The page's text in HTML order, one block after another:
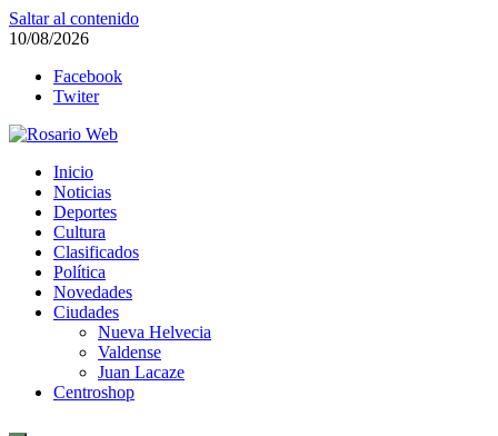
Saltar al contenido
10/08/2026
Facebook
Twiter
Rosario Web
Todas la noticias de Rosario y la zona
Inicio
Noticias
Deportes
Cultura
Clasificados
Política
Novedades
Ciudades
Nueva Helvecia
Valdense
Juan Lacaze
Centroshop